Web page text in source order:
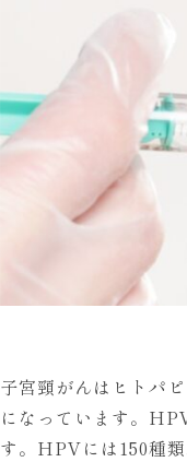
子宮頸がんはヒトパ
になっています。
す。HPVには150種